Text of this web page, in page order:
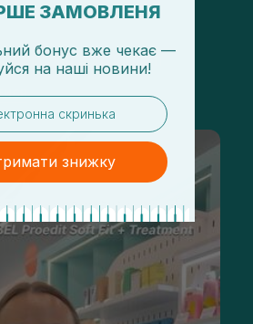
в Instagram
ЗАМОВЛЕНЯ
бонус вже чекає —
на наші новини!
знижку